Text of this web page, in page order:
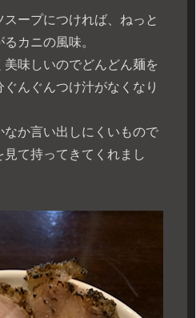
ープにつければ、ねっと
カニの風味。
味しいのでどんどん麺を
んぐんつけ汁がなくなり
か言い出しにくいもので
て持ってきてくれまし